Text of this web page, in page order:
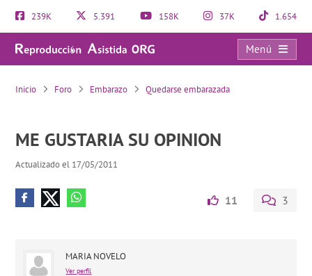
239K 5.391 158K 37K 1.654
Menú
ME GUSTARIA SU OPINION
Inicio Foro Embarazo Quedarse embarazada
ME GUSTARIA SU OPINION
Actualizado el 17/05/2011
11 3
MARIA NOVELO
Ver perfil